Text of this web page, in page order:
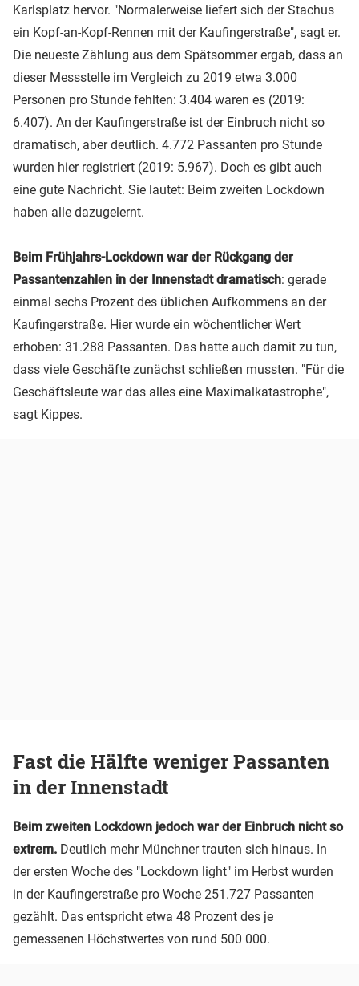
Karlsplatz hervor. "Normalerweise liefert sich der Stachus
ein Kopf-an-Kopf-Rennen mit der Kaufingerstraße", sagt er.
Die neueste Zählung aus dem Spätsommer ergab, dass an
dieser Messstelle im Vergleich zu 2019 etwa 3.000
Personen pro Stunde fehlten: 3.404 waren es (2019:
6.407). An der Kaufingerstraße ist der Einbruch nicht so
dramatisch, aber deutlich. 4.772 Passanten pro Stunde
wurden hier registriert (2019: 5.967). Doch es gibt auch
eine gute Nachricht. Sie lautet: Beim zweiten Lockdown
haben alle dazugelernt.
Beim Frühjahrs-Lockdown war der Rückgang der
Passantenzahlen in der Innenstadt dramatisch: gerade
einmal sechs Prozent des üblichen Aufkommens an der
Kaufingerstraße. Hier wurde ein wöchentlicher Wert
erhoben: 31.288 Passanten. Das hatte auch damit zu tun,
dass viele Geschäfte zunächst schließen mussten. "Für die
Geschäftsleute war das alles eine Maximalkatastrophe",
sagt Kippes.
Fast die Hälfte weniger Passanten
in der Innenstadt
Beim zweiten Lockdown jedoch war der Einbruch nicht so
extrem. Deutlich mehr Münchner trauten sich hinaus. In
der ersten Woche des "Lockdown light" im Herbst wurden
in der Kaufingerstraße pro Woche 251.727 Passanten
gezählt. Das entspricht etwa 48 Prozent des je
gemessenen Höchstwertes von rund 500 000.